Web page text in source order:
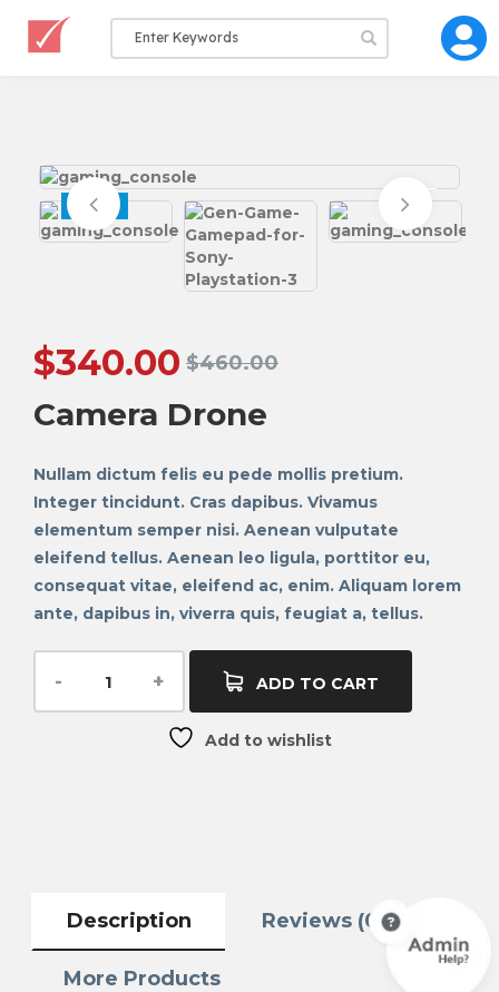
SALE
$460.00
$340.00
Camera Drone
Nullam dictum felis eu pede mollis pretium.
Integer tincidunt. Cras dapibus. Vivamus
elementum semper nisi. Aenean vulputate
eleifend tellus. Aenean leo ligula, porttitor eu,
consequat vitae, eleifend ac, enim. Aliquam lorem
ante, dapibus in, viverra quis, feugiat a, tellus.
ADD TO CART
Add to wishlist
Description Reviews (0)
More Products